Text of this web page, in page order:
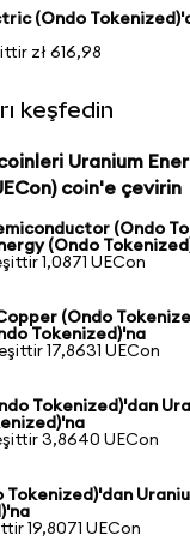
(Ondo
zł 616,98
keşfedin
Uranium
coin'e çevirin
(Ondo
(Ondo
1,0871 UECon
(Ondo
Tokenized)'na
17,8631 UECon
Tokenized)'dan
3,8640 UECon
Tokenized)'dan
19,8071 UECon